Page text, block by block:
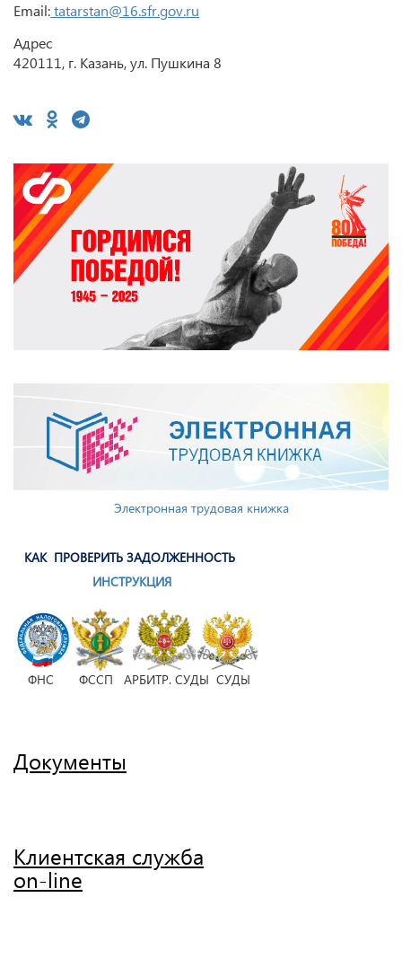
Email:tatarstan@16.sfr.gov.ru
Адрес
420111, г. Казань, ул. Пушкина 8
Электронная трудовая книжка
КАК ПРОВЕРИТЬ ЗАДОЛЖЕННОСТЬ
ИНСТРУКЦИЯ
ФНС ФССП АРБИТР. СУДЫ СУДЫ
Документы
Клиентская служба
on-line